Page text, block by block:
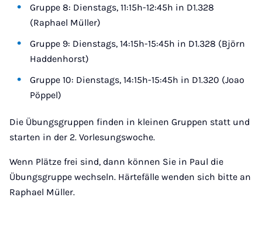
Gruppe 8: Dienstags, 11:15h-12:45h in D1.328
(Raphael Müller)
Gruppe 9: Dienstags, 14:15h-15:45h in D1.328 (Björn
Haddenhorst)
Gruppe 10: Dienstags, 14:15h-15:45h in D1.320 (Joao
Pöppel)
Die Übungsgruppen finden in kleinen Gruppen statt und
starten in der 2. Vorlesungswoche.
Wenn Plätze frei sind, dann können Sie in Paul die
Übungsgruppe wechseln. Härtefälle wenden sich bitte an
Raphael Müller.